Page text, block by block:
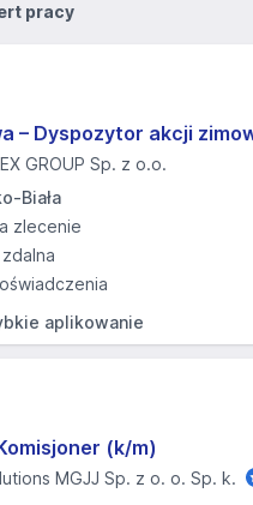
pracy
– Dyspozytor akcji
GROUP Sp. z o.o.
Biała
zlecenie
aplikowanie
(k/m)
MGJJ Sp. z o. o. Sp. k.